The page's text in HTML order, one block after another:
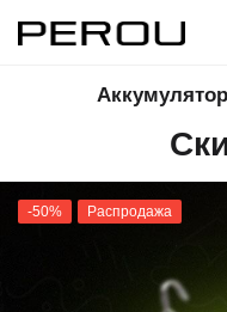
-50% Распродажа